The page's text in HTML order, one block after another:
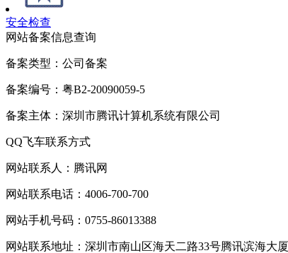
安全检查
网站备案信息查询
备案类型：公司备案
备案编号：粤B2-20090059-5
备案主体：深圳市腾讯计算机系统有限公司
QQ飞车联系方式
网站联系人：腾讯网
网站联系电话：4006-700-700
网站手机号码：0755-86013388
网站联系地址：深圳市南山区海天二路33号腾讯滨海大厦